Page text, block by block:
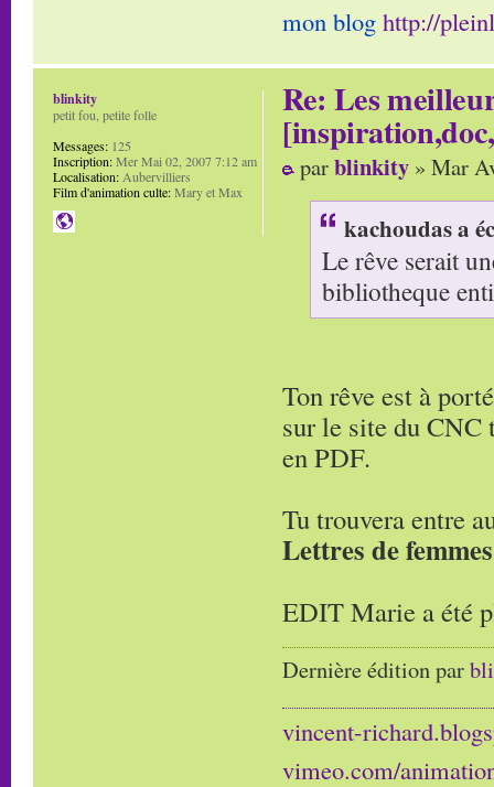
mon blog http://
Re: Les
parblinkity » Mar
kachoudas a
Le rêve serait
bibliotheque
Ton rêve est à
sur le site du CNC
en PDF.
Tu trouvera entre
Lettres de femmes
EDIT Marie a été
Dernière édition par
vincent-
vimeo.com/
blinkity
petit fou, petite folle
Messages: 125
Inscription:Mer Mai 02, 2007 7:12 am
Localisation: Aubervilliers
Film d'animation culte:Mary et Max